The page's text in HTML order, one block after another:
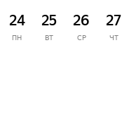
24
ПН
25
ВТ
26
СР
27
ЧТ